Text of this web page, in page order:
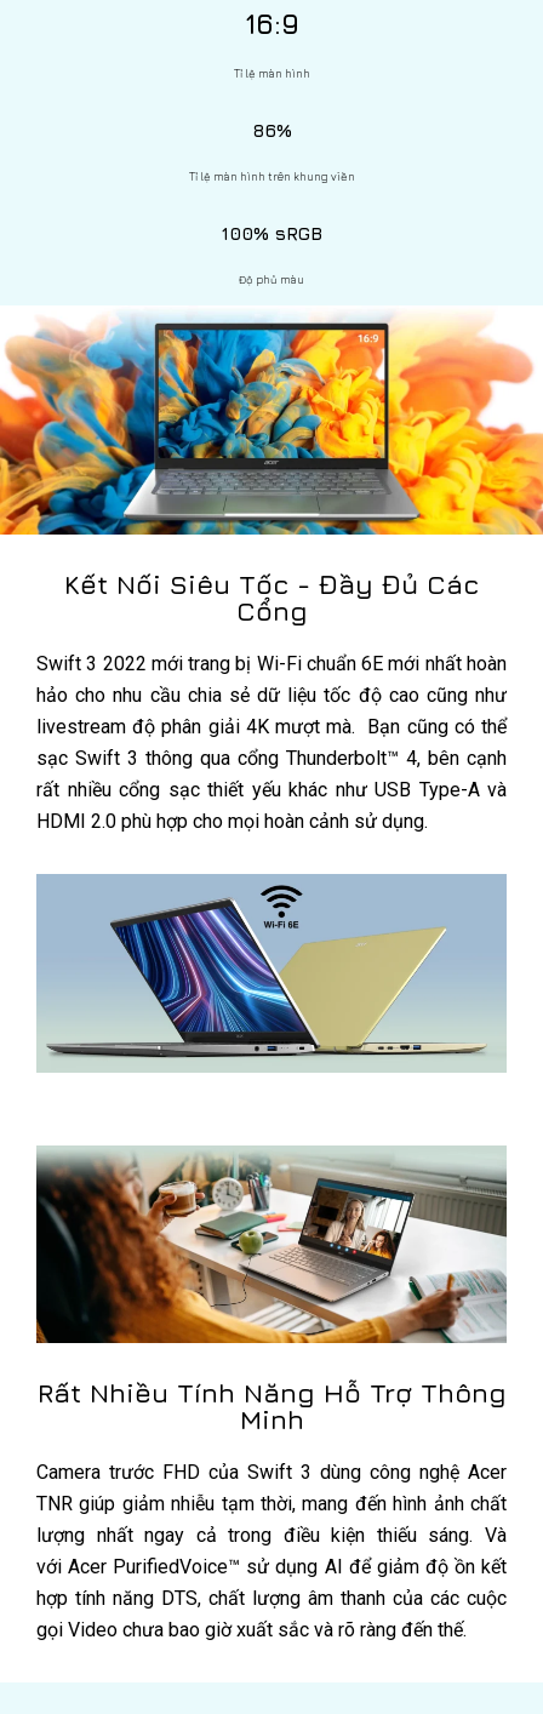
16:9
Tỉ lệ màn hình
86%
Tỉ lệ màn hình trên khung viền
100% sRGB
Độ phủ màu
Kết Nối Siêu Tốc - Đầy Đủ Các
Cổng
Swift 3 2022 mới trang bị Wi-Fi chuẩn 6E mới nhất hoàn
hảo cho nhu cầu chia sẻ dữ liệu tốc độ cao cũng như
livestream độ phân giải 4K mượt mà. Bạn cũng có thể
sạc Swift 3 thông qua cổng Thunderbolt™ 4, bên cạnh
rất nhiều cổng sạc thiết yếu khác như USB Type-A và
HDMI 2.0 phù hợp cho mọi hoàn cảnh sử dụng.
Rất Nhiều Tính Năng Hỗ Trợ Thông
Minh
Camera trước FHD của Swift 3 dùng công nghệ Acer
TNR giúp giảm nhiễu tạm thời, mang đến hình ảnh chất
lượng nhất ngay cả trong điều kiện thiếu sáng. Và
với Acer PurifiedVoice™ sử dụng AI để giảm độ ồn kết
hợp tính năng DTS, chất lượng âm thanh của các cuộc
gọi Video chưa bao giờ xuất sắc và rõ ràng đến thế.